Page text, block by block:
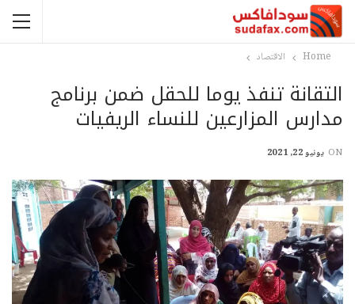
Home الاقتصاد
التقانة تنفذ يوما للحقل ضمن برنامج
مدارس المزارعين للنساء الريفيات
ON يونيو 22, 2021